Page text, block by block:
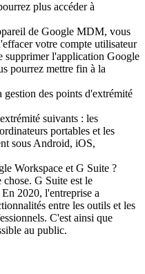
plus accéder à
de Google MDM, vous
votre compte utilisateur
supprimer l'application Google
pourrez mettre fin à la
gestion des points d'extrémité
suivants : les
portables et les
sous Android, iOS,
Workspace et G Suite ?
chose. G Suite est le
2020, l'entreprise a
entre les outils et les
C'est ainsi que
au public.